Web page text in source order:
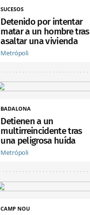
SUCESOS
Detenido por intentar
matar a un hombre tras
asaltar una vivienda
Metrópoli
BADALONA
Detienen a un
multirreincidente tras
una peligrosa huída
Metrópoli
CAMP NOU